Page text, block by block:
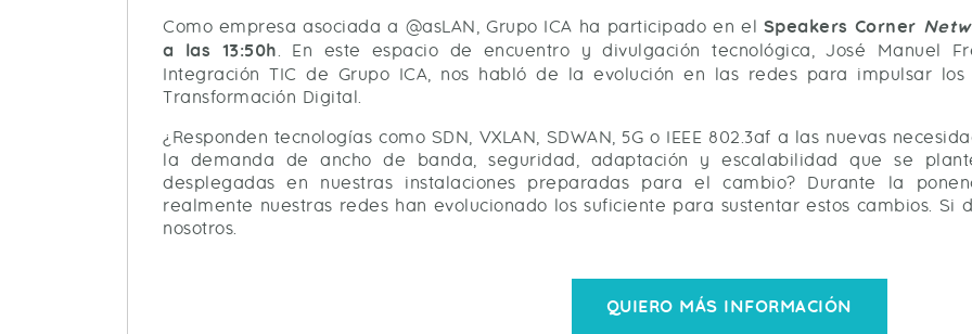
Como empresa asociada a @asLAN, Grupo ICA ha participado en el Speakers Corner
a las 13:50h. En este espacio de encuentro y divulgación tecnológica, José Manuel
Integración TIC de Grupo ICA, nos habló de la evolución en las redes para impulsar
Transformación Digital.
¿Responden tecnologías como SDN, VXLAN, SDWAN, 5G o IEEE 802.3af a las nuevas
la demanda de ancho de banda, seguridad, adaptación y escalabilidad que se
desplegadas en nuestras instalaciones preparadas para el cambio? Durante la
realmente nuestras redes han evolucionado los suficiente para sustentar estos cambios. Si
nosotros.
QUIERO MÁS INFORMACIÓN